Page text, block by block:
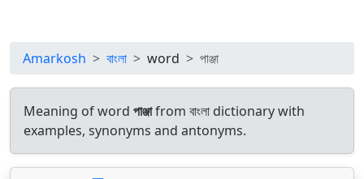
Amarkosh বাংলা word পাঞ্জা
Meaning of word পাঞ্জাfrom বাংলা dictionary with
examples, synonyms and antonyms.